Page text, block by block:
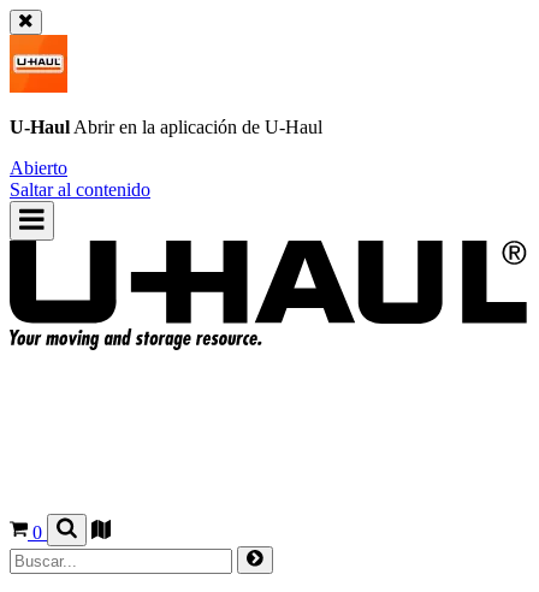
U-Haul Abrir en la aplicación de U-Haul
Abierto
Saltar al contenido
0